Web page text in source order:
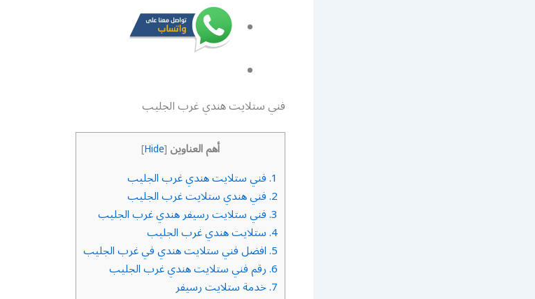
فني ستلايت هندي غرب الجليب
أهم العناوين [
Hide
]
1. فني ستلايت هندي غرب الجليب
2. فني هندي ستلايت غرب الجليب
3. فني ستلايت رسيفر هندي غرب الجليب
4. ستلايت هندي غرب الجليب
5. افضل فني ستلايت هندي في غرب الجليب
6. رقم فني ستلايت هندي غرب الجليب
7. خدمة ستلايت رسيفر